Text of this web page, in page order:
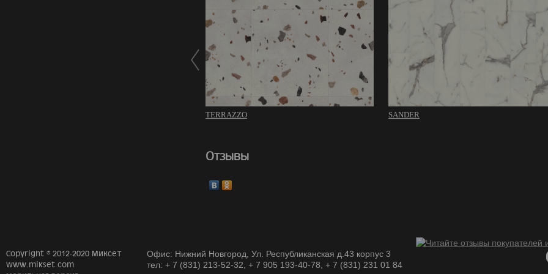
TERRAZZO SANDER
Отзывы
Copyright © 2012-2020 Миксет
www.mikset.com
Офис: Нижний Новгород, Ул. Республиканская д.43 корпус 3
тел: + 7 (831) 213-52-32, + 7 905 193-40-78, + 7 (831) 231 01 84